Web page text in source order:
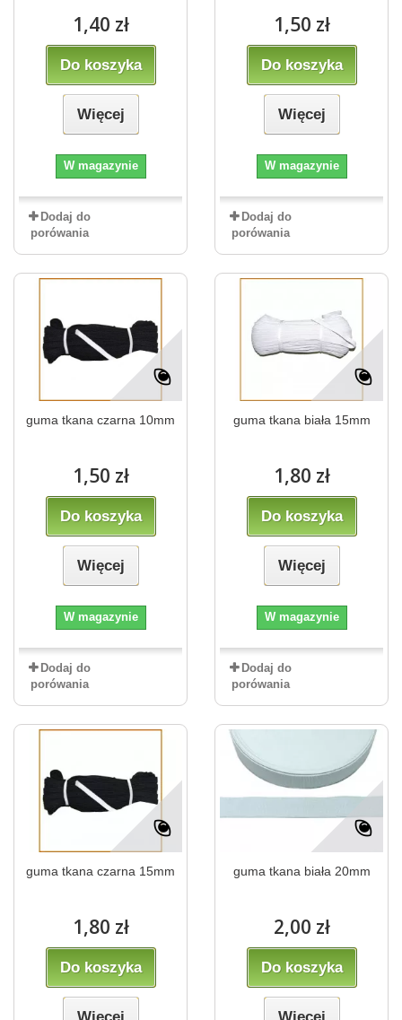
1,40 zł
Do koszyka
Więcej
W magazynie
Dodaj do
porówania
1,50 zł
Do koszyka
Więcej
W magazynie
Dodaj do
porówania
guma tkana czarna 10mm
1,50 zł
Do koszyka
Więcej
W magazynie
Dodaj do
porówania
guma tkana biała 15mm
1,80 zł
Do koszyka
Więcej
W magazynie
Dodaj do
porówania
guma tkana czarna 15mm
1,80 zł
Do koszyka
guma tkana biała 20mm
2,00 zł
Do koszyka